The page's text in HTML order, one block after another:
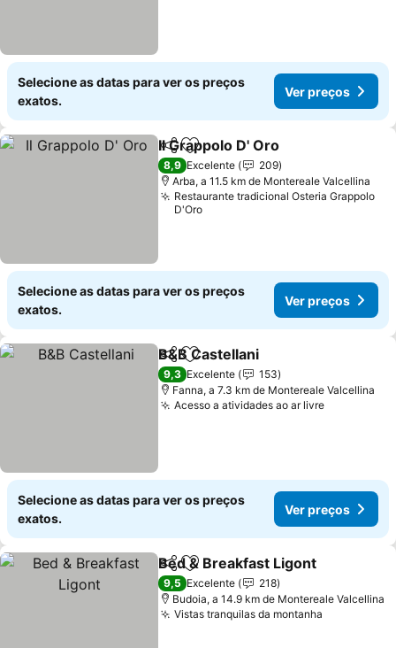
Selecione as datas para ver os preços
exatos.
Ver preços
PartilharAdicionar aos favoritos
Il Grappolo D' Oro
8,9 Excelente
209
Arba, a 11.5 km de Montereale Valcellina
Restaurante tradicional Osteria Grappolo
D'Oro
Selecione as datas para ver os preços
exatos.
Ver preços
PartilharAdicionar aos favoritos
B&B Castellani
9,3 Excelente
153
Fanna, a 7.3 km de Montereale Valcellina
Acesso a atividades ao ar livre
Selecione as datas para ver os preços
exatos.
Ver preços
PartilharAdicionar aos favoritos
Bed & Breakfast Ligont
9,5 Excelente
218
Budoia, a 14.9 km de Montereale Valcellina
Vistas tranquilas da montanha